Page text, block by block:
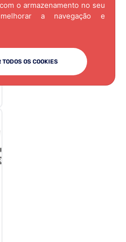
o armazenamento no seu
a navegação e
TODOS OS COOKIES